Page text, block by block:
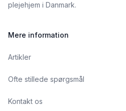
plejehjem i Danmark.
Mere information
Artikler
Ofte stillede spørgsmål
Kontakt os